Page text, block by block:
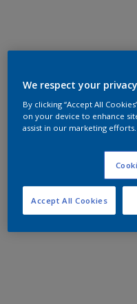
We respect your
By clicking “Accept All
on your device to enhance
assist in our marketing efforts.
Accept All Cookies